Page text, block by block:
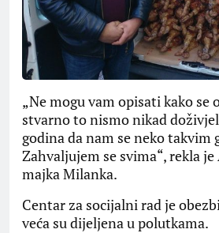
„Ne mogu vam opisati kako se
stvarno to nismo nikad
godina da nam se neko takvim
Zahvaljujem se svima“, rekla
majka Milanka.
Centar za socijalni rad je
veća su dijeljena u polutkama.